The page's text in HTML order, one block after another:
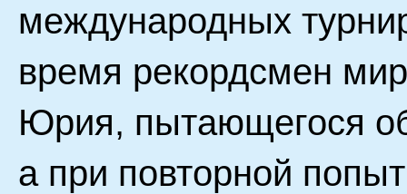
международных
время рекордсмен
Юрия, пытающегося
а при повторной